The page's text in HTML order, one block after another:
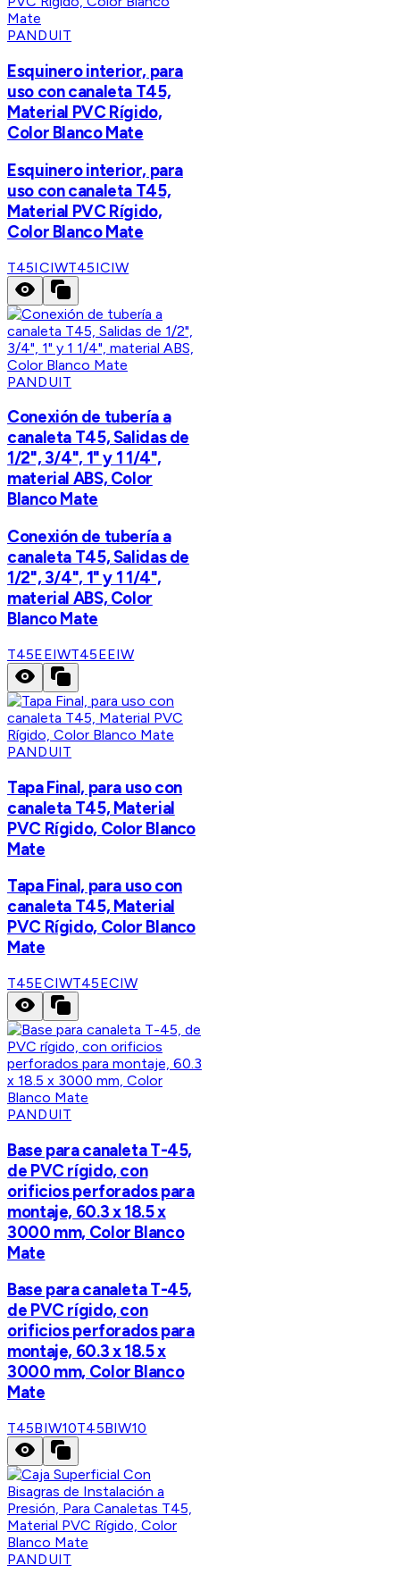
PANDUIT
Esquinero interior, para
uso con canaleta T45,
Material PVC Rígido,
Color Blanco Mate
Esquinero interior, para
uso con canaleta T45,
Material PVC Rígido,
Color Blanco Mate
T45ICIWT45ICIW
PANDUIT
Conexión de tubería a
canaleta T45, Salidas de
1/2", 3/4", 1" y 1 1/4",
material ABS, Color
Blanco Mate
Conexión de tubería a
canaleta T45, Salidas de
1/2", 3/4", 1" y 1 1/4",
material ABS, Color
Blanco Mate
T45EEIWT45EEIW
PANDUIT
Tapa Final, para uso con
canaleta T45, Material
PVC Rígido, Color Blanco
Mate
Tapa Final, para uso con
canaleta T45, Material
PVC Rígido, Color Blanco
Mate
T45ECIWT45ECIW
PANDUIT
Base para canaleta T-45,
de PVC rígido, con
orificios perforados para
montaje, 60.3 x 18.5 x
3000 mm, Color Blanco
Mate
Base para canaleta T-45,
de PVC rígido, con
orificios perforados para
montaje, 60.3 x 18.5 x
3000 mm, Color Blanco
Mate
T45BIW10T45BIW10
PANDUIT